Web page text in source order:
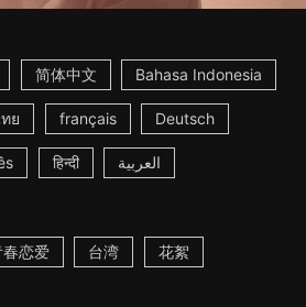
简体中文 Bahasa Indonesia
ย français Deutsch
हिन्दी العربية
春恋爱 台湾 花絮